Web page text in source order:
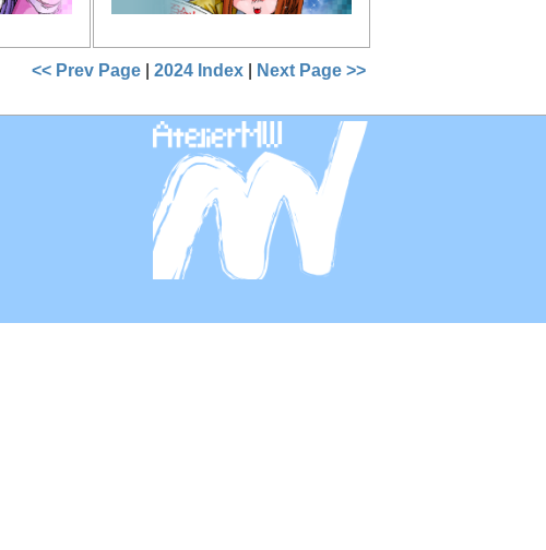
<< Prev Page | 2024 Index | Next Page >>